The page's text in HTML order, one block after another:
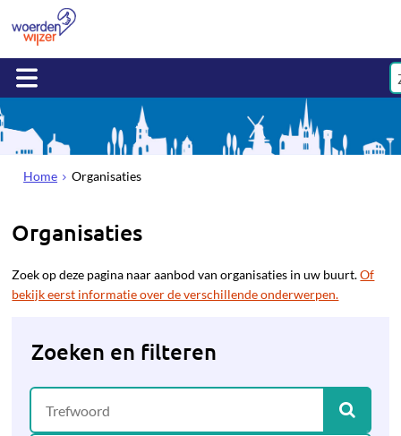
Home Organisaties
Organisaties
Zoek op deze pagina naar aanbod van organisaties in uw buurt.Of
bekijk eerst informatie over de verschillende onderwerpen.
Zoeken en filteren